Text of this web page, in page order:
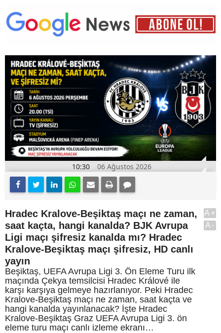
10:30 06 Ağustos 2026
Hradec Kralove-Beşiktaş maçı ne zaman,
saat kaçta, hangi kanalda? BJK Avrupa
Ligi maçı şifresiz kanalda mı? Hradec
Kralove-Beşiktaş maçı şifresiz, HD canlı
yayın
Beşiktaş, UEFA Avrupa Ligi 3. Ön Eleme Turu ilk
maçında Çekya temsilcisi Hradec Králové ile
karşı karşıya gelmeye hazırlanıyor. Peki Hradec
Kralove-Beşiktaş maçı ne zaman, saat kaçta ve
hangi kanalda yayınlanacak? İşte Hradec
Kralove-Beşiktaş Graz UEFA Avrupa Ligi 3. ön
eleme turu maçı canlı izleme ekranı…
A+
A-